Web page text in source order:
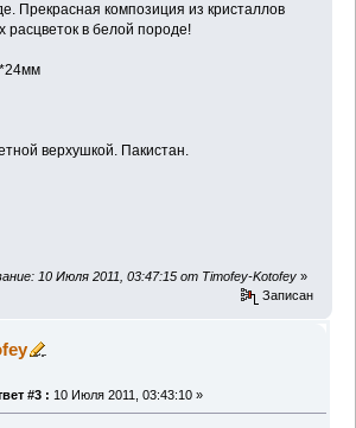
Прекрасная композиция из кристаллов
расцветок в белой породе!
верхушкой. Пакистан.
10 Июля 2011, 03:47:15 от Timofey-Kotofey »
Записан
#3 : 10 Июля 2011, 03:43:10 »